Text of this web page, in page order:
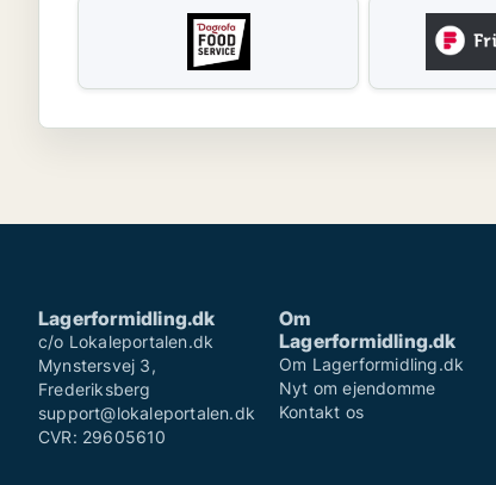
Lagerformidling.dk
c/o Lokaleportalen.dk
Mynstersvej 3,
Frederiksberg
support@lokaleportalen.dk
CVR: 29605610
Om
Lagerformidling.dk
Om Lagerformidling.dk
Nyt om ejendomme
Kontakt os